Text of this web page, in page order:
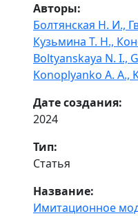
Авторы:
Болтянская Н. И.,
Кузьмина Т. Н.,
Boltyanskaya N. I.,
Konoplyanko A. A.,
Дате создания:
2024
Тип:
Статья
Название:
Имитационное